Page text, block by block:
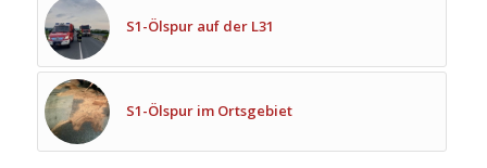
S1-Ölspur auf der L31
S1-Ölspur im Ortsgebiet